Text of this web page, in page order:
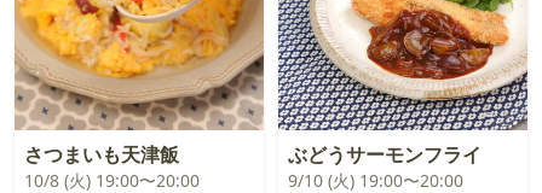
さつまいも天津飯
10/8 (火) 19:00〜20:00
ぶどうサーモンフライ
9/10 (火) 19:00〜20:00